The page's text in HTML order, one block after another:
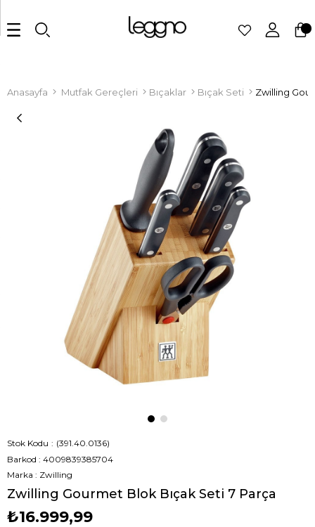
Anasayfa Mutfak Gereçleri Bıçaklar Bıçak Seti Zwilling
Stok Kodu
(391.40.0136)
Barkod : 4009839385704
Marka : Zwilling
Zwilling Gourmet Blok Bıçak Seti 7 Parça
₺16.999,99